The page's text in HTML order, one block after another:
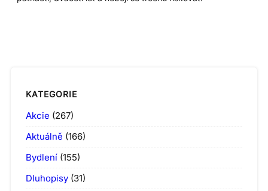
KATEGORIE
Akcie (267)
Aktuálně (166)
Bydlení (155)
Dluhopisy (31)